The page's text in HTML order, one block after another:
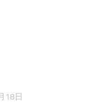
18日